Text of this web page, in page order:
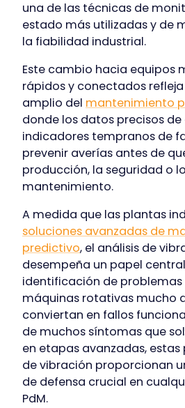
una de las técnicas de
estado más utilizadas y de
la fiabilidad industrial.
Este cambio hacia equipos
rápidos y conectados
amplio del mantenimiento
donde los datos precisos
indicadores tempranos de
prevenir averías antes de
producción, la seguridad o
mantenimiento.
A medida que las plantas
soluciones avanzadas de
predictivo, el análisis de
desempeña un papel
identificación de
máquinas rotativas mucho
conviertan en fallos
de muchos síntomas que
en etapas avanzadas,
de vibración proporcionan
de defensa crucial en
PdM.